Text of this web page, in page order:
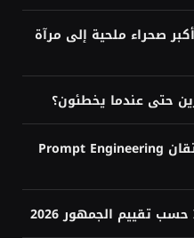
صحراء ملحية إلى مرآة
حتى عندما يخطئون؟
ما هي هندسة الأوامر؟ دليل إتقان Prompt Engineering